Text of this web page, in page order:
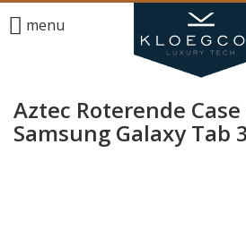
menu
Aztec Roterende
Samsung Galaxy Tab